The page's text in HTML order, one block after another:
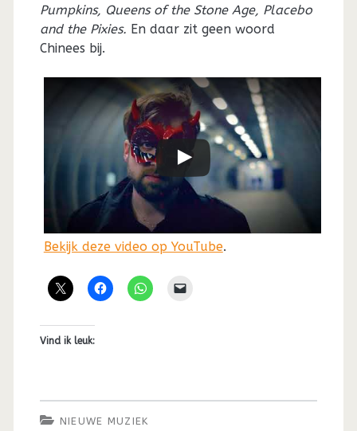
Pumpkins, Queens of the Stone Age, Placebo
and the Pixies. En daar zit geen woord
Chinees bij.
Bekijk deze video op YouTube.
Vind ik leuk:
NIEUWE MUZIEK